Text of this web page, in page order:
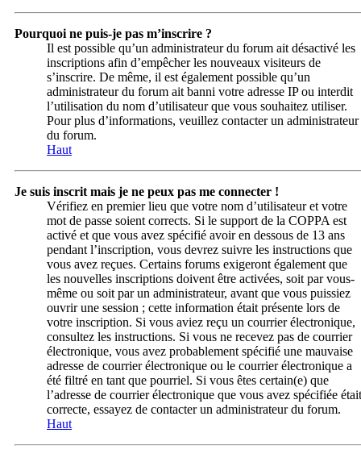
Pourquoi ne puis-je pas m’inscrire ?
Il est possible qu’un administrateur du forum ait désactivé les
inscriptions afin d’empêcher les nouveaux visiteurs de
s’inscrire. De même, il est également possible qu’un
administrateur du forum ait banni votre adresse IP ou interdit
l’utilisation du nom d’utilisateur que vous souhaitez utiliser.
Pour plus d’informations, veuillez contacter un administrateur
du forum.
Haut
Je suis inscrit mais je ne peux pas me connecter !
Vérifiez en premier lieu que votre nom d’utilisateur et votre
mot de passe soient corrects. Si le support de la COPPA est
activé et que vous avez spécifié avoir en dessous de 13 ans
pendant l’inscription, vous devrez suivre les instructions que
vous avez reçues. Certains forums exigeront également que
les nouvelles inscriptions doivent être activées, soit par vous-
même ou soit par un administrateur, avant que vous puissiez
ouvrir une session ; cette information était présente lors de
votre inscription. Si vous aviez reçu un courrier électronique,
consultez les instructions. Si vous ne recevez pas de courrier
électronique, vous avez probablement spécifié une mauvaise
adresse de courrier électronique ou le courrier électronique a
été filtré en tant que pourriel. Si vous êtes certain(e) que
l’adresse de courrier électronique que vous avez spécifiée était
correcte, essayez de contacter un administrateur du forum.
Haut